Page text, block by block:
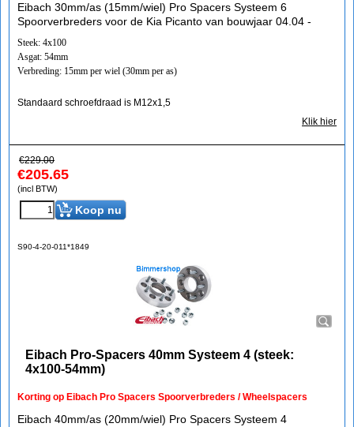
Eibach 30mm/as (15mm/wiel) Pro Spacers Systeem 6
Spoorverbreders voor de Kia Picanto van bouwjaar 04.04 -
Steek: 4x100
Asgat: 54mm
Verbreding: 15mm per wiel (30mm per as)
Standaard schroefdraad is M12x1,5
Klik hier
€229.00
€205.65
(incl BTW)
Koop nu
S90-4-20-011*1849
Eibach Pro-Spacers 40mm Systeem 4 (steek:
4x100-54mm)
Korting op Eibach Pro Spacers Spoorverbreders / Wheelspacers
Eibach 40mm/as (20mm/wiel) Pro Spacers Systeem 4